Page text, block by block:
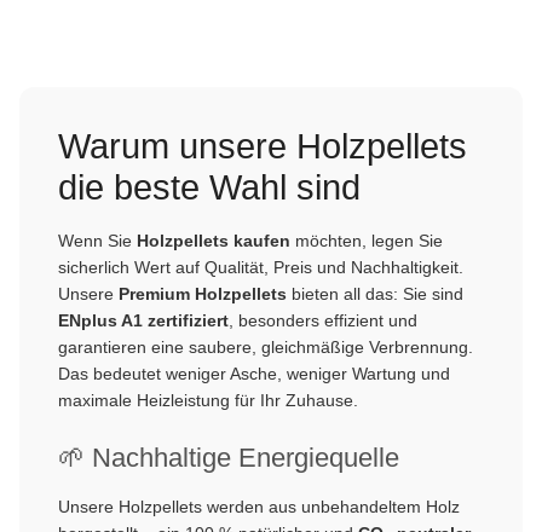
Warum unsere Holzpellets
die beste Wahl sind
Wenn Sie Holzpellets kaufen möchten, legen Sie
sicherlich Wert auf Qualität, Preis und Nachhaltigkeit.
Unsere Premium Holzpellets bieten all das: Sie sind
ENplus A1 zertifiziert , besonders effizient und
garantieren eine saubere, gleichmäßige Verbrennung.
Das bedeutet weniger Asche, weniger Wartung und
maximale Heizleistung für Ihr Zuhause.
🌱 Nachhaltige Energiequelle
Unsere Holzpellets werden aus unbehandeltem Holz